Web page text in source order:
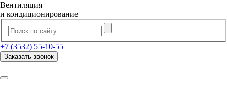
Вентиляция
и кондиционирование
+7 (3532) 55-10-55
Заказать звонок